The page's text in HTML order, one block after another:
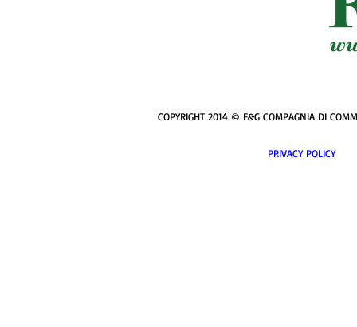
COPYRIGHT 2014 © F&G COMPAGNIA DI
PRIVACY